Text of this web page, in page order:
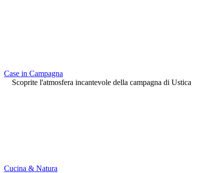
Case in Campagna
Scoprite l'atmosfera incantevole della campagna di Ustica
Cucina & Natura